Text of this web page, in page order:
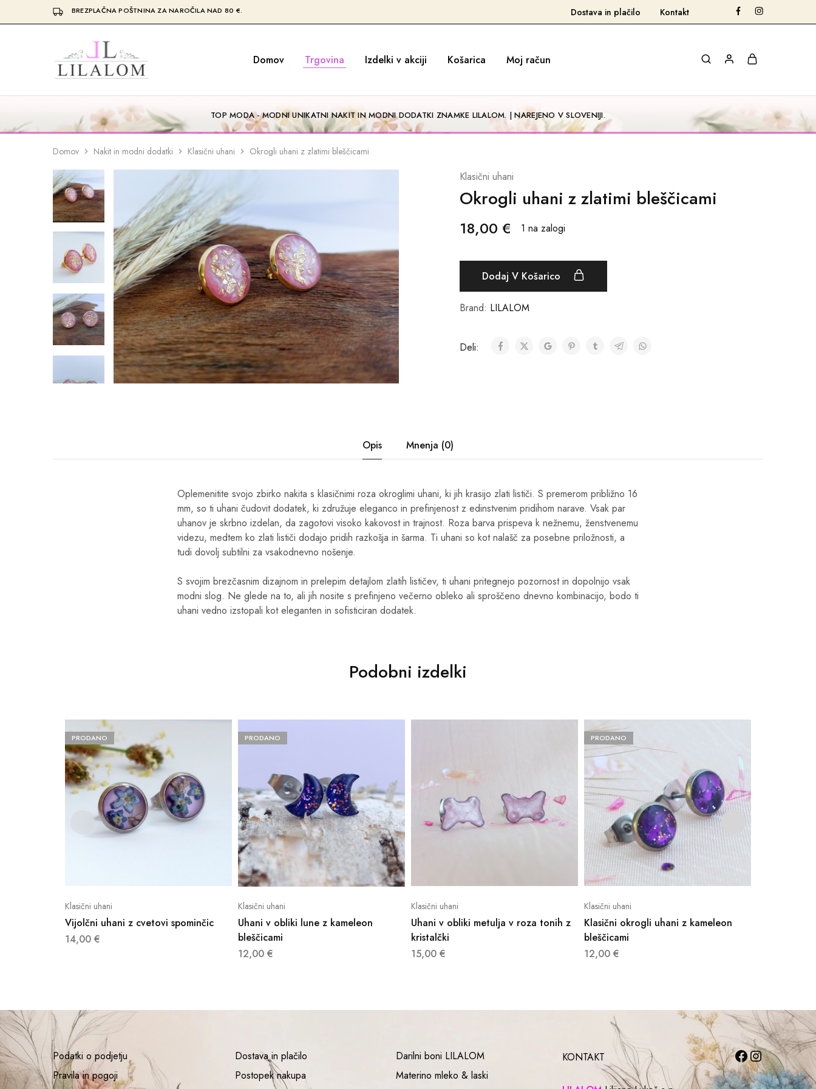
BREZPLAČNA POŠTNINA ZA NAROČILA NAD 80 €. Dostava in plačilo Kontakt
Top
moda
in
nakit
Izdelki
iz
smole
in
materialov
oglice,
zapestnice,
prstani
uhani.
Domov Trgovina Izdelki v akciji Košarica Moj račun
TOP MODA - MODNI UNIKATNI NAKIT IN MODNI DODATKI ZNAMKE LILALOM. | NAREJENO V SLOVENIJI.
Domov Nakit in modni dodatki Klasični uhani Okrogli uhani z zlatimi bleščicami
Klasični uhani
Okrogli uhani z zlatimi bleščicami
18,00 € 1 na zalogi
Dodaj V Košarico
Brand: LILALOM
Deli:
Opis Mnenja (0)
Oplemenitite svojo zbirko nakita s klasičnimi roza okroglimi uhani, ki jih krasijo zlati lističi. S premerom približno 16
mm, so ti uhani čudovit dodatek, ki združuje eleganco in prefinjenost z edinstvenim pridihom narave. Vsak par
uhanov je skrbno izdelan, da zagotovi visoko kakovost in trajnost. Roza barva prispeva k nežnemu, ženstvenemu
videzu, medtem ko zlati lističi dodajo pridih razkošja in šarma. Ti uhani so kot nalašč za posebne priložnosti, a
tudi dovolj subtilni za vsakodnevno nošenje.
S svojim brezčasnim dizajnom in prelepim detajlom zlatih lističev, ti uhani pritegnejo pozornost in dopolnijo vsak
modni slog. Ne glede na to, ali jih nosite s prefinjeno večerno obleko ali sproščeno dnevno kombinacijo, bodo ti
uhani vedno izstopali kot eleganten in sofisticiran dodatek.
Podobni izdelki
PRODANO
Klasični uhani
Vijolčni uhani z cvetovi spominčic
14,00€
PRODANO
Klasični uhani
Uhani v obliki lune z kameleon
bleščicami
12,00€
Klasični uhani
Uhani v obliki metulja v roza tonih z
kristalčki
15,00 €
PRODANO
Klasični uhani
Klasični okrogli uhani z kameleon
bleščicami
12,00 €
Podatki o podjetju
Pravila in pogoji
Dostava in plačilo
Postopek nakupa
Darilni boni LILALOM
Materino mleko & laski
KONTAKT